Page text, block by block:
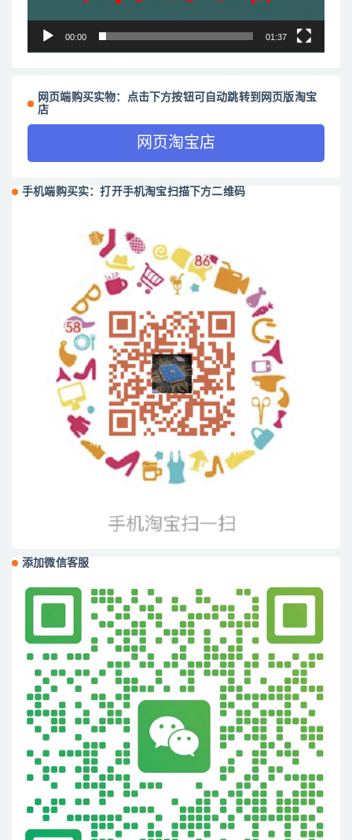
00:00 01:37
网页端购买实物：点击下方按钮可自动跳转到网页版淘宝
店
网页淘宝店
手机端购买实：打开手机淘宝扫描下方二维码
添加微信客服